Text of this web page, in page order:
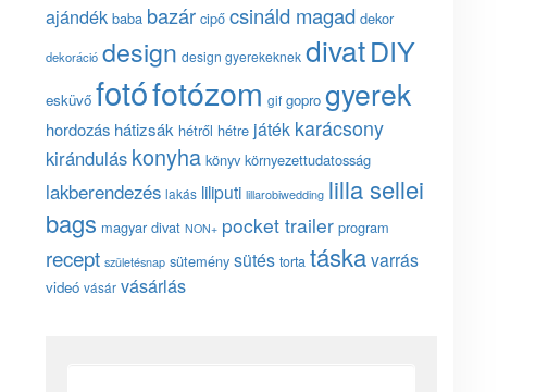
ajándék baba bazár cipő csináld magad dekor
dekoráció design design gyerekeknek divatDIY
esküvő fotófotózom gif gopro gyerek
hordozás hátizsák hétről hétre játék karácsony
kirándulás konyha könyv környezettudatosság
lakberendezés lakás liliputi lillarobiwedding lilla sellei
bags magyar divat NON+ pocket trailer program
recept születésnap sütemény sütés torta táskavarrás
videó vásár vásárlás